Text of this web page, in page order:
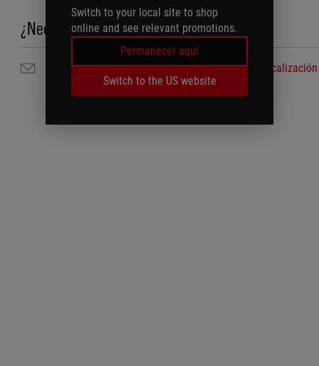
Switch to your local site to shop
online and see relevant promotions.
Permanecer aquí
Switch to the US website
¿Necesita ayuda?
Contáctenos por correo electrónico